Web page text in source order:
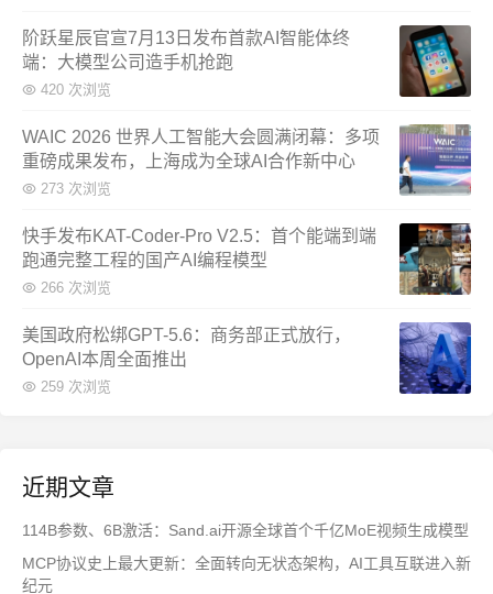
阶跃星辰官宣7月13日发布首款AI智能体终
端：大模型公司造手机抢跑
420 次浏览
WAIC 2026 世界人工智能大会圆满闭幕：多项
重磅成果发布，上海成为全球AI合作新中心
273 次浏览
快手发布KAT-Coder-Pro V2.5：首个能端到端
跑通完整工程的国产AI编程模型
266 次浏览
美国政府松绑GPT-5.6：商务部正式放行，
OpenAI本周全面推出
259 次浏览
近期文章
114B参数、6B激活：Sand.ai开源全球首个千亿MoE视频生成模型
MCP协议史上最大更新：全面转向无状态架构，AI工具互联进入新
纪元